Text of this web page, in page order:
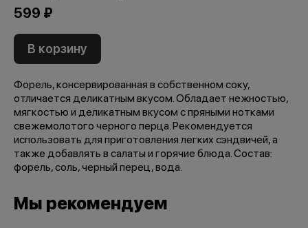
599 ₽
В корзину
Форель, консервированная в собственном соку,
отличается деликатным вкусом. Обладает нежностью,
мягкостью и деликатным вкусом с пряными нотками
свежемолотого черного перца. Рекомендуется
использовать для приготовления легких сэндвичей, а
также добавлять в салаты и горячие блюда. Состав:
форель, соль, черный перец, вода.
Мы рекомендуем